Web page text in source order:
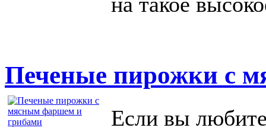
Печеные пирожки с
Если вы